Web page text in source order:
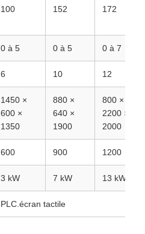
100 152 172
0 à 5 0 à 5 0 à 7
6 10 12
1450 ×
600 ×
1350
880 ×
640 ×
1900
800 ×
2200 ×
2000
600 900 1200
3 kW 7 kW 13 kW
PLC.écran tactile